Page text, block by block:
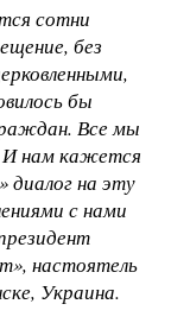
сотни
без
бы
Все мы
И нам кажется
диалог на эту
с нами
настоятель
Украина.